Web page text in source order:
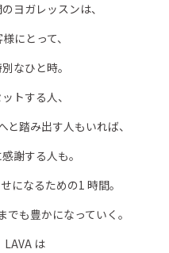
ヨガレッスンは、
にとって、
なひと時。
トする人、
踏み出す人もいれば、
謝する人も。
になるための1 時間。
も豊かになっていく。
LAVA は